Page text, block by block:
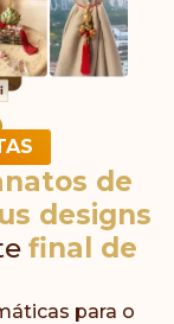
de
designs
final de
para o